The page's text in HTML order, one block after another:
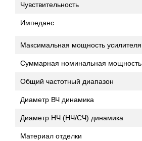
Чувствительность
Импеданс
Максимальная мощность усилителя
Суммарная номинальная мощность
Общий частотный диапазон
Диаметр ВЧ динамика
Диаметр НЧ (НЧ/СЧ) динамика
Материал отделки